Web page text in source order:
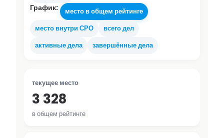
График:
место в общем рейтинге
место внутри СРО
всего дел
активные дела
завершённые дела
текущее место
3 328
в общем рейтинге